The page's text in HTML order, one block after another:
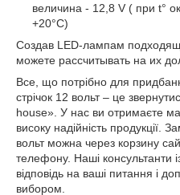
величина - 12,8 V ( при t°
+20°С)
Создав LED-лампам
можете рассчитывать на их
Все, що потрібно для
стрічок 12 вольт – це
house». У нас ви отримаєте
високу надійність продукції.
вольт можна через корзину
телефону. Наші консультанти
відповідь на ваші питання і
вибором.